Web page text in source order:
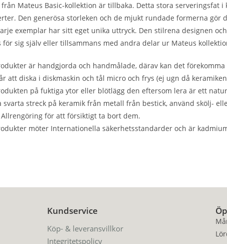
Mateus Basic-kollektion är tillbaka. Detta stora
Den generösa storleken och de mjukt rundade formerna
exemplar har sitt eget unika uttryck. Den stilrena designen
för sig själv eller tillsammans med andra delar ur Mateus
är handgjorda och handmålade, därav kan det
att diska i diskmaskin och tål micro och frys (ej ugn då
på fuktiga ytor eller blötlägg den eftersom lera är ett
svarta streck på keramik från metall från bestick, använd skölj-
för att försiktigt ta bort dem.
möter Internationella säkerhetsstandarder och är
Kundservice
Köp- & leveransvillkor
Integritetspolicy